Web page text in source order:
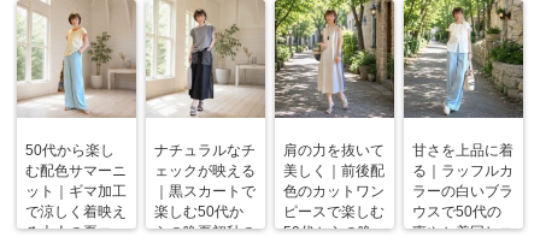
50代から楽し
む配色サマーニ
ット｜ギマ加工
で涼しく着映え
る大人の夏コー
ナチュラルなチ
ェックが映える
｜黒スカートで
楽しむ50代か
らの晩夏初秋の
肩の力を抜いて
美しく｜前後配
色のカットワン
ピースで楽しむ
50代からの晩
甘さを上品に着
る｜ラッフルカ
ラーの白いブラ
ウスで50代の
爽やか着回しコ